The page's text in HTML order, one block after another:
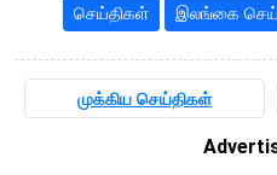
செய்திகள் இலங்கை
முக்கிய செய்திகள்